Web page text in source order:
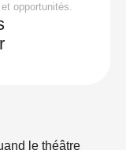
opportunités.
le théâtre